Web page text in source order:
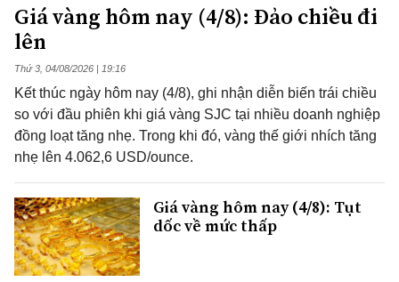
Giá vàng hôm nay (4/8): Đảo chiều đi
lên
Thứ 3, 04/08/2026 | 19:16
Kết thúc ngày hôm nay (4/8), ghi nhận diễn biến trái chiều
so với đầu phiên khi giá vàng SJC tại nhiều doanh nghiệp
đồng loạt tăng nhẹ. Trong khi đó, vàng thế giới nhích tăng
nhẹ lên 4.062,6 USD/ounce.
Giá vàng hôm nay (4/8): Tụt
dốc về mức thấp